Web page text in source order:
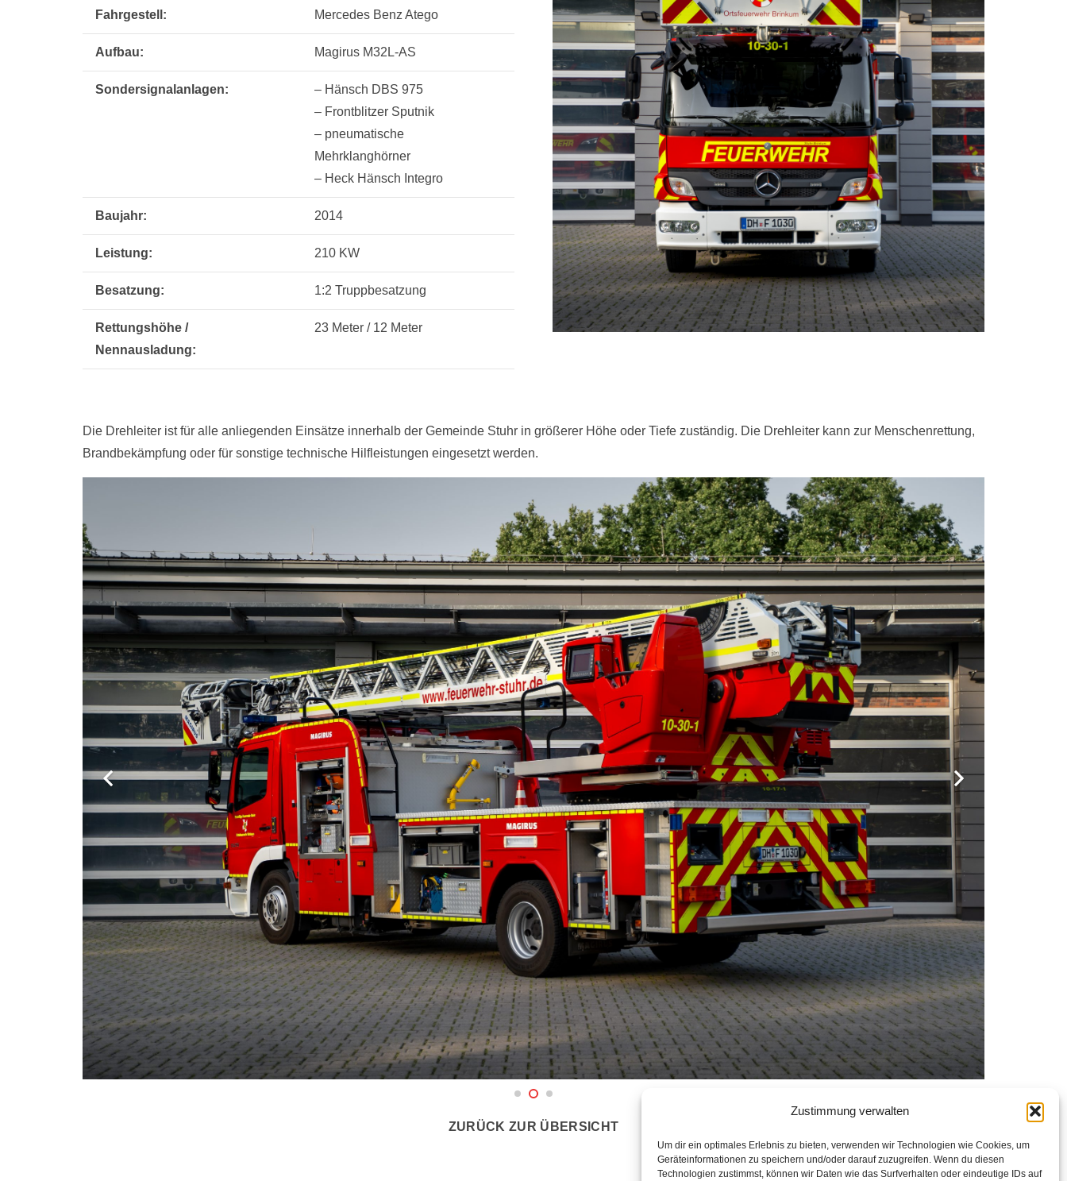
Zustimmung verwalten
Um dir ein optimales Erlebnis zu bieten, verwenden wir Technologien wie Cookies, um
Geräteinformationen zu speichern und/oder darauf zuzugreifen. Wenn du diesen
Technologien zustimmst, können wir Daten wie das Surfverhalten oder eindeutige IDs auf
Fahrgestell: Mercedes Benz Atego
Aufbau: Magirus M32L-AS
Sondersignalanlagen:
– Hänsch DBS 975
– Frontblitzer Sputnik
– pneumatische
Mehrklanghörner
– Heck Hänsch Integro
Baujahr: 2014
Leistung: 210 KW
Besatzung: 1:2 Truppbesatzung
Rettungshöhe /
Nennausladung:
23 Meter / 12 Meter
Die Drehleiter ist für alle anliegenden Einsätze innerhalb der Gemeinde Stuhr in größerer Höhe oder Tiefe zuständig. Die Drehleiter kann zur Menschenrettung,
Brandbekämpfung oder für sonstige technische Hilfleistungen eingesetzt werden.
ZURÜCK ZUR ÜBERSICHT